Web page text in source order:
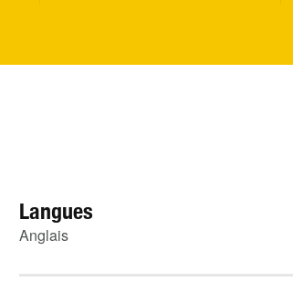
Langues
Anglais